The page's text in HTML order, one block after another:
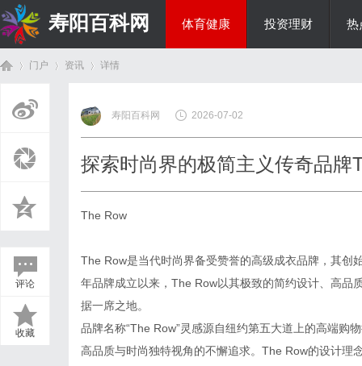
寿阳百科网 体育健康 投资理财 热
门户 资讯
›
详情
评论
收藏
寿阳百科网 2026-07-02
探索时尚界的极简主义传奇品牌
The Row
The Row是当代时尚界备受赞誉的高级成衣品牌，其
年品牌成立以来，The Row以其极致的简约设计、高品
据一席之地。
品牌名称“The Row”灵感源自纽约第五大道上的高端
高品质与时尚独特视角的不懈追求。The Row的设计理